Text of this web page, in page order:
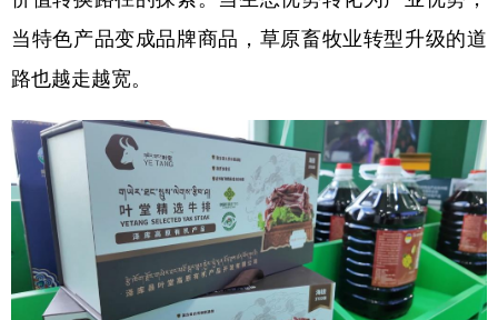
当特色产品变成品牌商品，草原畜牧业转型升级的道
路也越走越宽。